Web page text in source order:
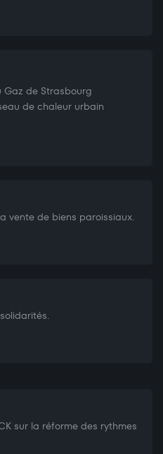
Gaz de Strasbourg
de chaleur urbain
vente de biens paroissiaux.
sur la réforme des rythmes